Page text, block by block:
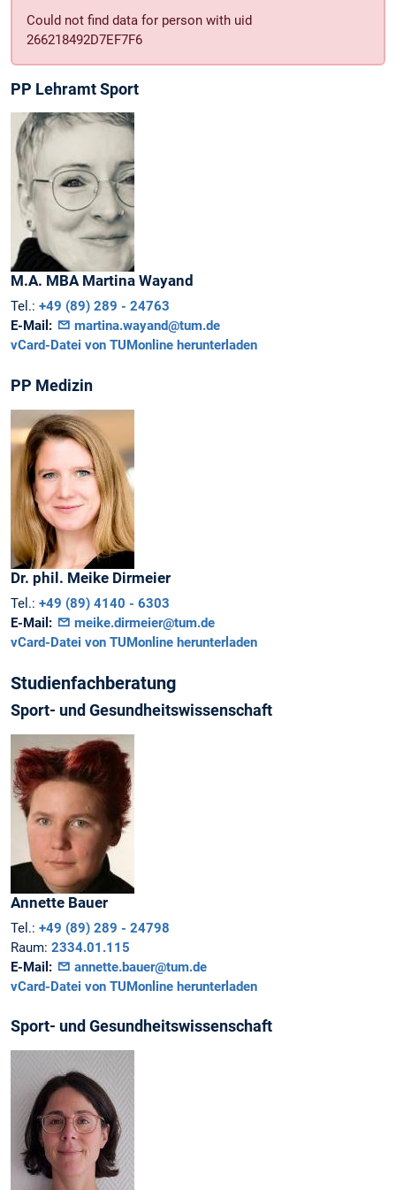
Could not find data for person with uid
266218492D7EF7F6
PP Lehramt Sport
M.A. MBA Martina Wayand
Tel.: +49 (89) 289 - 24763
E-Mail:
martina.wayand@tum.de
vCard-Datei von TUMonline herunterladen
PP Medizin
Dr. phil. Meike Dirmeier
Tel.: +49 (89) 4140 - 6303
E-Mail:
meike.dirmeier@tum.de
vCard-Datei von TUMonline herunterladen
Studienfachberatung
Sport- und Gesundheitswissenschaft
Annette Bauer
Tel.: +49 (89) 289 - 24798
Raum: 2334.01.115
E-Mail:
annette.bauer@tum.de
vCard-Datei von TUMonline herunterladen
Sport- und Gesundheitswissenschaft